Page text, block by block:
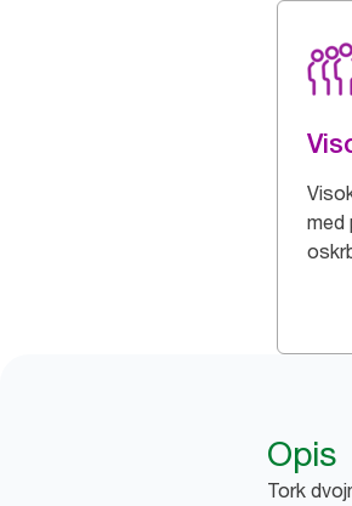
med
Opis
Tork